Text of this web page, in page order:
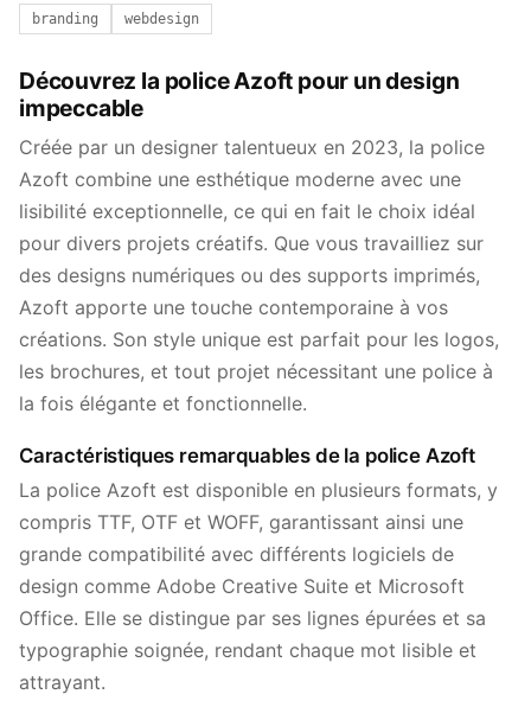
branding webdesign
Découvrez la police Azoft pour un design
impeccable
Créée par un designer talentueux en 2023, la police
Azoft combine une esthétique moderne avec une
lisibilité exceptionnelle, ce qui en fait le choix idéal
pour divers projets créatifs. Que vous travailliez sur
des designs numériques ou des supports imprimés,
Azoft apporte une touche contemporaine à vos
créations. Son style unique est parfait pour les logos,
les brochures, et tout projet nécessitant une police à
la fois élégante et fonctionnelle.
Caractéristiques remarquables de la police Azoft
La police Azoft est disponible en plusieurs formats, y
compris TTF, OTF et WOFF, garantissant ainsi une
grande compatibilité avec différents logiciels de
design comme Adobe Creative Suite et Microsoft
Office. Elle se distingue par ses lignes épurées et sa
typographie soignée, rendant chaque mot lisible et
attrayant.